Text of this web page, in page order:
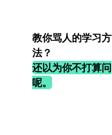
教你骂人的学习方
法？
还以为你不打算问
呢。